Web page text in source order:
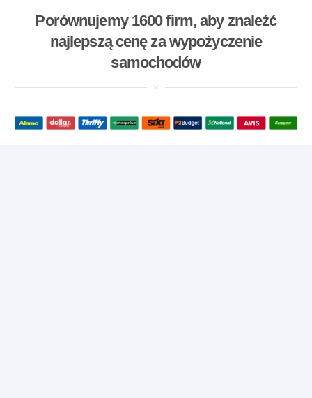
Porównujemy 1600 firm, aby znaleźć
najlepszą cenę za wypożyczenie
samochodów